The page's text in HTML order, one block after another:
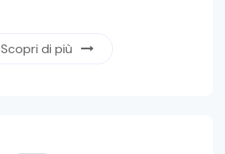
Scopri di più